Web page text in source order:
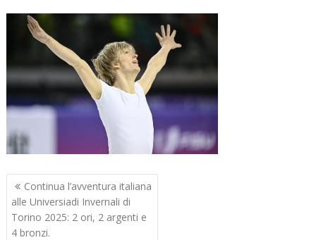
Navigazione
articoli
Continua l’avventura italiana
alle Universiadi Invernali di
Torino 2025: 2 ori, 2 argenti e
4 bronzi.